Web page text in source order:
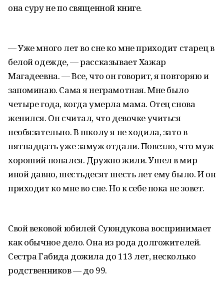
она суру не по священной книге.
— Уже много лет во сне ко мне приходит старец в
белой одежде, — рассказывает Хажар
Магадеевна. — Все, что он говорит, я повторяю и
запоминаю. Сама я неграмотная. Мне было
четыре года, когда умерла мама. Отец снова
женился. Он считал, что девочке учиться
необязательно. В школу я не ходила, зато в
пятнадцать уже замуж отдали. Повезло, что муж
хороший попался. Дружно жили. Ушел в мир
иной давно, шестьдесят шесть лет ему было. И он
приходит ко мне во сне. Но к себе пока не зовет.
Свой вековой юбилей Суюндукова воспринимает
как обычное дело. Она из рода долгожителей.
Сестра Габида дожила до 113 лет, несколько
родственников — до 99.